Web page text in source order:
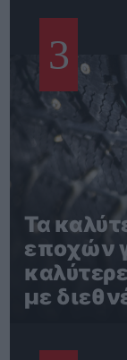
3
Τα
εποχών
με